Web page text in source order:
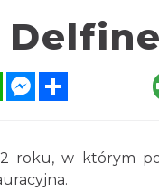
WhatsAppMessenger
roku, w którym